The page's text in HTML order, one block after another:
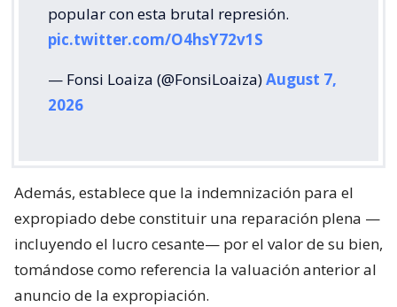
popular con esta brutal represión.
pic.twitter.com/O4hsY72v1S
— Fonsi Loaiza (@FonsiLoaiza)August 7,
2026
Además, establece que la indemnización para el
expropiado debe constituir una reparación plena —
incluyendo el lucro cesante— por el valor de su bien,
tomándose como referencia la valuación anterior al
anuncio de la expropiación.